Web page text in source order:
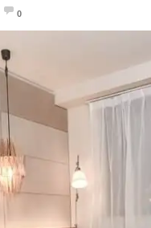
0